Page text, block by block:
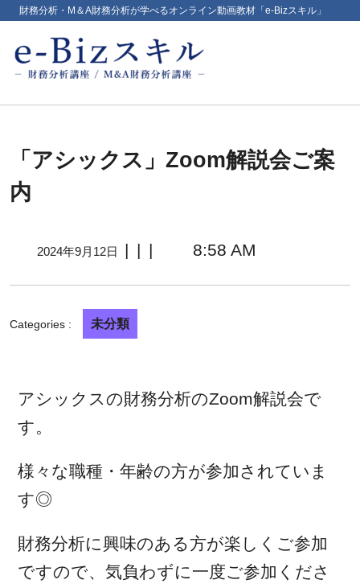
財務分析・M＆A財務分析が学べるオンライン動画教材「e-Bizスキル」
「アシックス」Zoom解説会ご案
内
2024年9月12日 | | | 8:58 AM
Categories : 未分類
アシックスの財務分析のZoom解説会で
す。
様々な職種・年齢の方が参加されていま
す◎
財務分析に興味のある方が楽しくご参加
ですので、気負わずに一度ご参加くださ